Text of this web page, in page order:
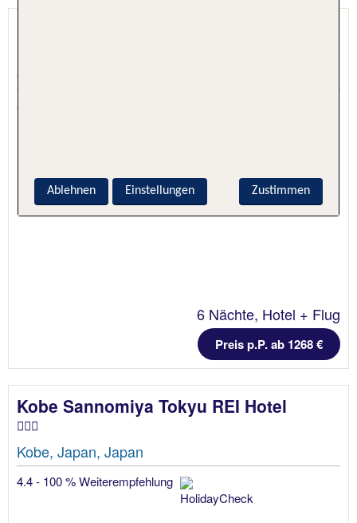
Osaka, Japan, Japan
5.6 - 100 % Weiterempfehlung
6 Nächte, Hotel + Flug
Preis p.P. ab 1268 €
Kobe Sannomiya Tokyu REI Hotel
Kobe, Japan, Japan
4.4 - 100 % Weiterempfehlung
Zustimmen
Ablehnen Einstellungen